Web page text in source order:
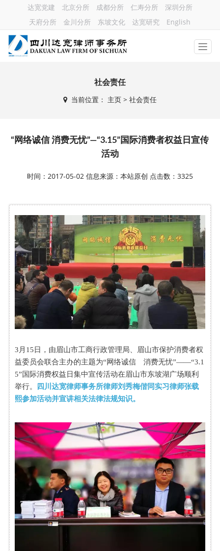
达宽党建 北京分所 成都分所 仁寿分所
深圳分所
天府分所
金川分所 东坡文化 达宽研究 English
社会责任
当前位置： 主页> 社会责任
“网络诚信 消费无忧”—“3.15”国际消费者权益日宣传
活动
时间：2017-05-02 信息来源：本站原创 点击数：3325
3月15日，由眉山市工商行政管理局、眉山市保护消费者权
益委员会联合主办的主题为“网络诚信 消费无忧”——“3.1
5”国际消费权益日集中宣传活动在眉山市东坡湖广场顺利
举行。
四川达宽律师事务所律师刘秀梅偕同实习律师张载
熙参加活动并宣讲相关法律法规知识。